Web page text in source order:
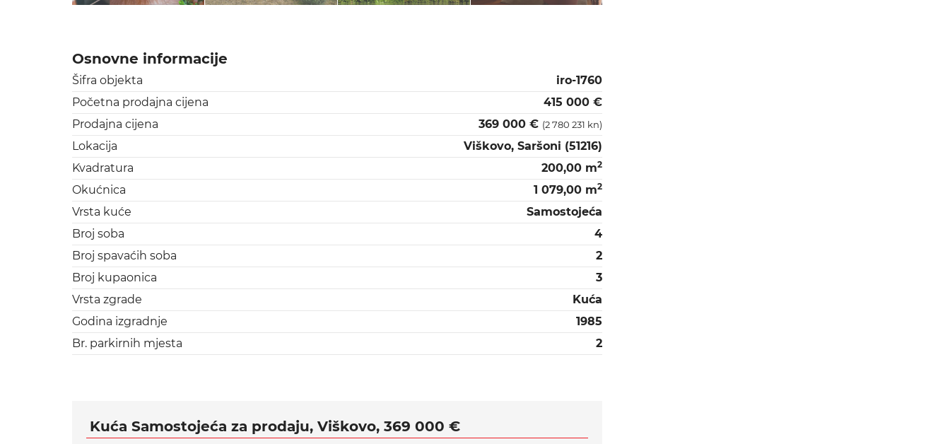
Osnovne informacije
Šifra objekta
iro-1760
Početna prodajna cijena
415 000 €
Prodajna cijena
369 000 € (2 780 231 kn)
Lokacija
Viškovo, Saršoni (51216)
Kvadratura
200,00 m2
Okućnica 1 079,00 m2
Vrsta kuće
Samostojeća
Broj soba
4
Broj spavaćih soba
2
Broj kupaonica
3
Vrsta zgrade
Kuća
Godina izgradnje
1985
Br. parkirnih mjesta
2
Kuća Samostojeća za prodaju, Viškovo, 369 000 €